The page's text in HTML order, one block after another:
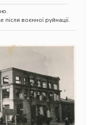
воєнної руйнації.